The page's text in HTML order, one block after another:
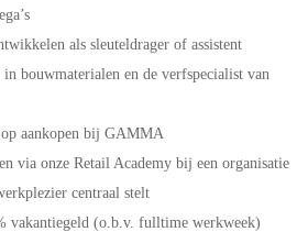
als sleuteldrager of assistent
bouwmaterialen en de verfspecialist van
aankopen bij GAMMA
via onze Retail Academy bij een organisatie
centraal stelt
vakantiegeld (o.b.v. fulltime werkweek)